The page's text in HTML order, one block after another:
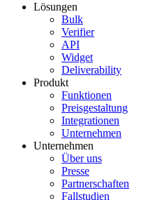
Lösungen
Bulk
Verifier
API
Widget
Deliverability
Produkt
Funktionen
Preisgestaltung
Integrationen
Unternehmen
Unternehmen
Über uns
Presse
Partnerschaften
Fallstudien